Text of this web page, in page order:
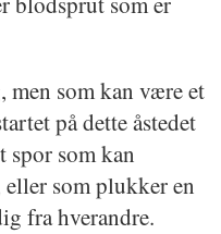
som kan være et
på dette åstedet
spor som kan
som plukker en
fra hverandre.